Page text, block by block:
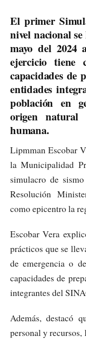
El primer
nivel nacional
mayo del 2024
ejercicio tiene
capacidades de
entidades
población en
origen
humana.
Lipmman Escobar
la Municipalidad
simulacro de
Resolución
como epicentro la
Escobar Vera
prácticos que se
de emergencia o
capacidades de
integrantes del
Además, destacó
personal y